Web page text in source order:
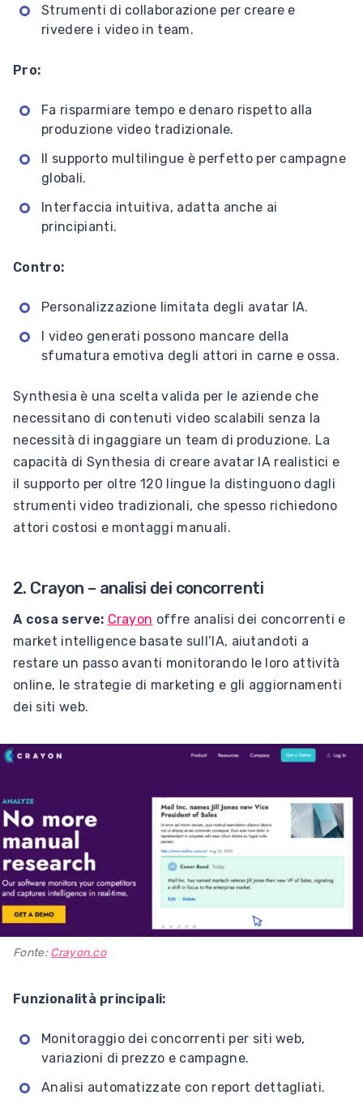
Strumenti di collaborazione per creare e
rivedere i video in team.
Pro:
Fa risparmiare tempo e denaro rispetto alla
produzione video tradizionale.
Il supporto multilingue è perfetto per campagne
globali.
Interfaccia intuitiva, adatta anche ai
principianti.
Contro:
Personalizzazione limitata degli avatar IA.
I video generati possono mancare della
sfumatura emotiva degli attori in carne e ossa.
Synthesia è una scelta valida per le aziende che
necessitano di contenuti video scalabili senza la
necessità di ingaggiare un team di produzione. La
capacità di Synthesia di creare avatar IA realistici e
il supporto per oltre 120 lingue la distinguono dagli
strumenti video tradizionali, che spesso richiedono
attori costosi e montaggi manuali.
2. Crayon – analisi dei concorrenti
A cosa serve: Crayon offre analisi dei concorrenti e
market intelligence basate sull’IA, aiutandoti a
restare un passo avanti monitorando le loro attività
online, le strategie di marketing e gli aggiornamenti
dei siti web.
Fonte: Crayon.co
Funzionalità principali:
Monitoraggio dei concorrenti per siti web,
variazioni di prezzo e campagne.
Analisi automatizzate con report dettagliati.